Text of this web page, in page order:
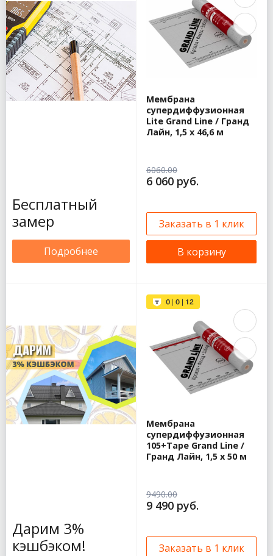
Бесплатный
замер
Подробнее
Мембрана
супердиффузионная
Lite Grand Line / Гранд
Лайн, 1,5 x 46,6 м
6060.00
6 060 руб.
Заказать в 1 клик
В корзину
Дарим 3%
кэшбэком!
Мембрана
супердиффузионная
105+Tape Grand Line /
Гранд Лайн, 1,5 x 50 м
9490.00
9 490 руб.
Заказать в 1 клик